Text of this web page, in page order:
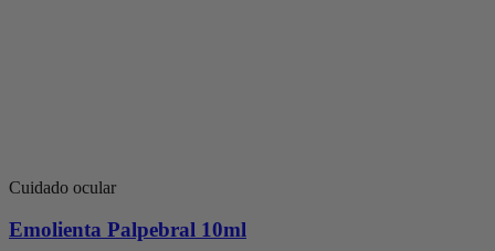
Cuidado ocular
Emolienta Palpebral 10ml